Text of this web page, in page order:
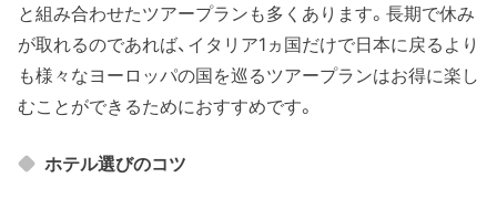
と組み合わせたツアープランも多くあります。長期で休み
が取れるのであれば、イタリア1ヵ国だけで日本に戻るより
も様々なヨーロッパの国を巡るツアープランはお得に楽し
むことができるためにおすすめです。
ホテル選びのコツ